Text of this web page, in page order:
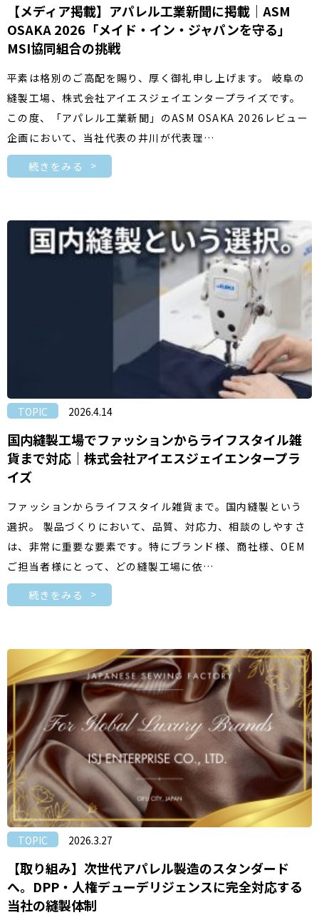
【メディア掲載】アパレル工業新聞に掲載｜ASM
OSAKA 2026「メイド・イン・ジャパンを守る」
MSI協同組合の挑戦
平素は格別のご高配を賜り、厚く御礼申し上げます。 岐阜の
縫製工場、株式会社アイエスジェイエンタープライズです。
この度、「アパレル工業新聞」のASM OSAKA 2026レビュー
企画において、当社代表の井川が代表理…
続きをみる
TOPIC 2026.4.14
国内縫製工場でファッションからライフスタイル雑
貨まで対応｜株式会社アイエスジェイエンタープラ
イズ
ファッションからライフスタイル雑貨まで。国内縫製という
選択。 製品づくりにおいて、品質、対応力、相談のしやすさ
は、非常に重要な要素です。特にブランド様、商社様、OEM
ご担当者様にとって、どの縫製工場に依…
続きをみる
TOPIC 2026.3.27
【取り組み】次世代アパレル製造のスタンダード
へ。DPP・人権デューデリジェンスに完全対応する
当社の縫製体制